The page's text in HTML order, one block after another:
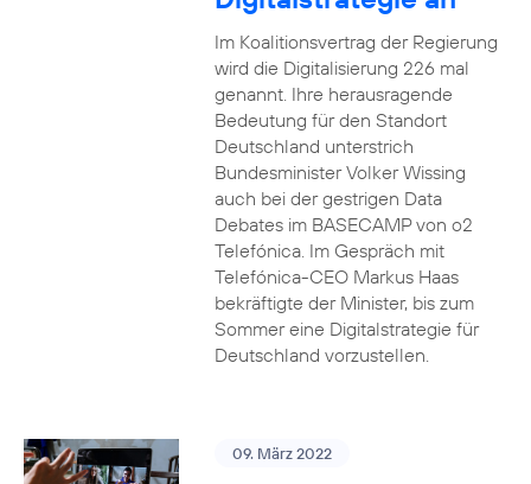
Im Koalitionsvertrag der Regierung
wird die Digitalisierung 226 mal
genannt. Ihre herausragende
Bedeutung für den Standort
Deutschland unterstrich
Bundesminister Volker Wissing
auch bei der gestrigen Data
Debates im BASECAMP von o2
Telefónica. Im Gespräch mit
Telefónica-CEO Markus Haas
bekräftigte der Minister, bis zum
Sommer eine Digitalstrategie für
Deutschland vorzustellen.
09. März 2022